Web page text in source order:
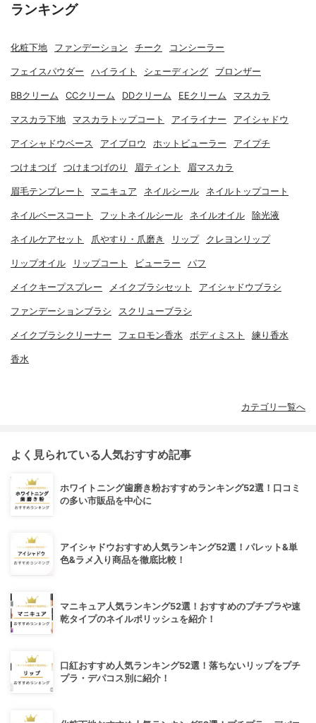
ランキング
化粧下地 ファンデーション チーク コンシーラー
フェイスパウダー ハイライト シェーディング ブロンザー
BBクリーム CCクリーム DDクリーム EEクリーム マスカラ
マスカラ下地 マスカラトップコート アイライナー アイシャドウ
アイシャドウベース アイブロウ ホットビューラー アイプチ
つけまつげ つけまつげのり 眉ティント 眉マスカラ
眉毛テンプレート マニキュア ネイルシール ネイルトップコート
ネイルベースコート フットネイルシール ネイルオイル 除光液
ネイルケアセット 爪やすり・爪磨き リップ クレヨンリップ
リップオイル リップコート ビューラー パフ
メイクキープスプレー メイクブラシセット アイシャドウブラシ
ファンデーションブラシ スクリューブラシ
メイクブラシクリーナー フェロモン香水 ボディミスト 練り香水
香水
カテゴリ一覧へ
よく見られている人気おすすめ記事
ホワイトニング歯磨き粉おすすめランキング52選！口コミ
の多い市販品を中心に
アイシャドウおすすめ人気ランキング52選！パレット&単
色&ラメ入り商品を徹底比較！
マニキュア人気ランキング52選！おすすめのプチプラや速
乾タイプのネイルポリッシュを紹介！
口紅おすすめ人気ランキング52選！落ちないリップをプチ
プラ・デパコス別に紹介！